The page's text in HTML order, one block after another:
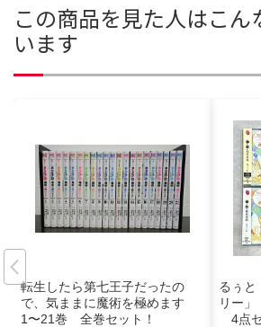
この商品を見た人はこん
います
転生したら第七王子だったの
で、気ままに魔術を極めます
1〜21巻 全巻セット！
るぅ
リー
4点